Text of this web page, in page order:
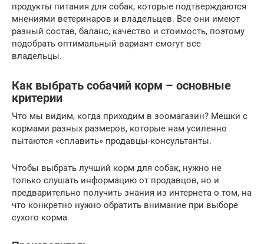
продукты питания для собак, которые подтверждаются
мнениями ветеринаров и владельцев. Все они имеют
разный состав, баланс, качество и стоимость, поэтому
подобрать оптимальный вариант смогут все
владельцы.
Как выбрать собачий корм – основные
критерии
Что мы видим, когда приходим в зоомагазин? Мешки с
кормами разных размеров, которые нам усиленно
пытаются «сплавить» продавцы-консультанты.
Чтобы выбрать лучший корм для собак, нужно не
только слушать информацию от продавцов, но и
предварительно получить знания из интернета о том, на
что конкретно нужно обратить внимание при выборе
сухого корма